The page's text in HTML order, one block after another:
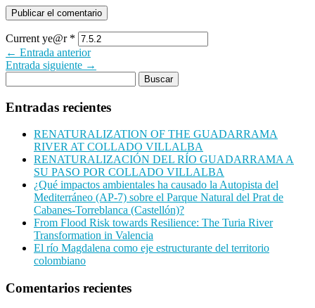
Current ye@r *
← Entrada anterior
Entrada siguiente →
Entradas recientes
RENATURALIZATION OF THE GUADARRAMA
RIVER AT COLLADO VILLALBA
RENATURALIZACIÓN DEL RÍO GUADARRAMA A
SU PASO POR COLLADO VILLALBA
¿Qué impactos ambientales ha causado la Autopista del
Mediterráneo (AP-7) sobre el Parque Natural del Prat de
Cabanes-Torreblanca (Castellón)?
From Flood Risk towards Resilience: The Turia River
Transformation in Valencia
El río Magdalena como eje estructurante del territorio
colombiano
Comentarios recientes